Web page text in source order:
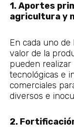
1. Aportes
agricultura y
En cada uno de
valor de la
pueden
tecnológicas e
comerciales
diversos e
2.